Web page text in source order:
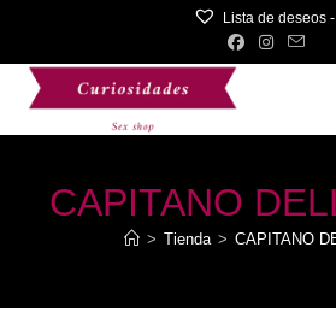
contenido
Lista de deseos -
CAPITANO
> Tienda > CAPITANO